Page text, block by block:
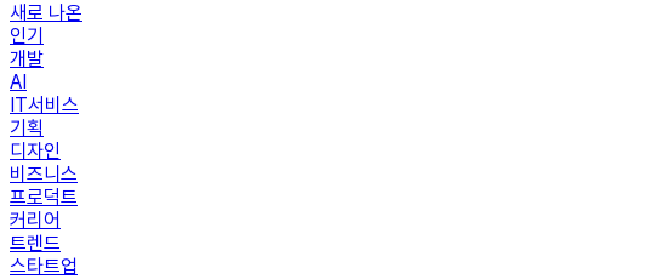
새로 나온
인기
개발
AI
IT서비스
기획
디자인
비즈니스
프로덕트
커리어
트렌드
스타트업